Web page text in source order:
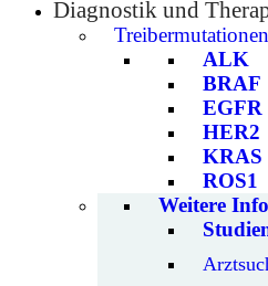
Diagnostik und
Treibermutationen
ALK
BRAF
EGFR
HER2
KRAS
ROS1
Weitere